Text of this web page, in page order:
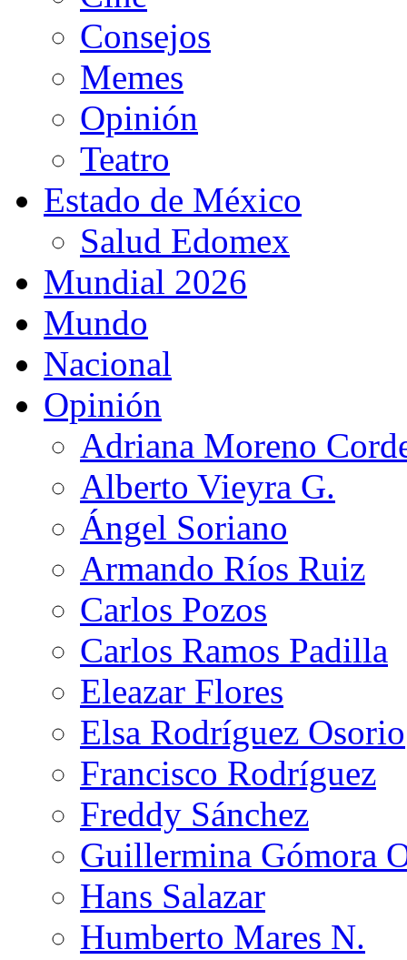
Consejos
Memes
Opinión
Teatro
Estado de México
Salud Edomex
Mundial 2026
Mundo
Nacional
Opinión
Adriana Moreno
Alberto Vieyra G.
Ángel Soriano
Armando Ríos Ruiz
Carlos Pozos
Carlos Ramos Padilla
Eleazar Flores
Elsa Rodríguez Osorio
Francisco Rodríguez
Freddy Sánchez
Guillermina Gómora
Hans Salazar
Humberto Mares N.